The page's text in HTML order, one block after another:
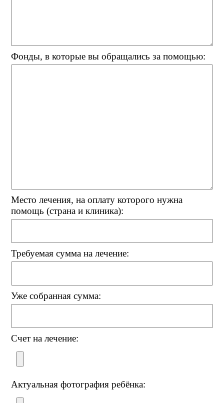
Фонды, в которые вы обращались за помощью:
Место лечения, на оплату которого нужна
помощь (страна и клиника):
Требуемая сумма на лечение:
Уже собранная сумма:
Счет на лечение:
Актуальная фотография ребёнка: